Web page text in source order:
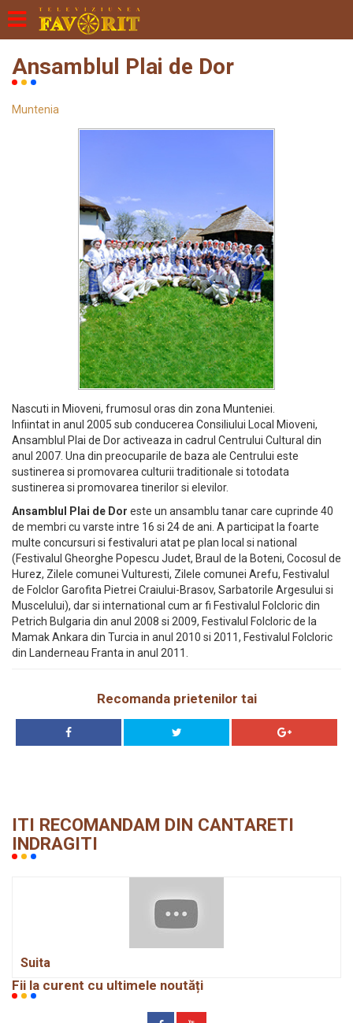
Ansamblul Plai de Dor
Muntenia
Nascuti in Mioveni, frumosul oras din zona Munteniei.
Infiintat in anul 2005 sub conducerea Consiliului Local Mioveni,
Ansamblul Plai de Dor activeaza in cadrul Centrului Cultural din
anul 2007. Una din preocuparile de baza ale Centrului este
sustinerea si promovarea culturii traditionale si totodata
sustinerea si promovarea tinerilor si elevilor.
Ansamblul Plai de Dor este un ansamblu tanar care cuprinde 40
de membri cu varste intre 16 si 24 de ani. A participat la foarte
multe concursuri si festivaluri atat pe plan local si national
(Festivalul Gheorghe Popescu Judet, Braul de la Boteni, Cocosul de
Hurez, Zilele comunei Vulturesti, Zilele comunei Arefu, Festivalul
de Folclor Garofita Pietrei Craiului-Brasov, Sarbatorile Argesului si
Muscelului), dar si international cum ar fi Festivalul Folcloric din
Petrich Bulgaria din anul 2008 si 2009, Festivalul Folcloric de la
Mamak Ankara din Turcia in anul 2010 si 2011, Festivalul Folcloric
din Landerneau Franta in anul 2011.
Recomanda prietenilor tai
ITI RECOMANDAM DIN CANTARETI
INDRAGITI
Suita
Fii la curent cu ultimele noutăți